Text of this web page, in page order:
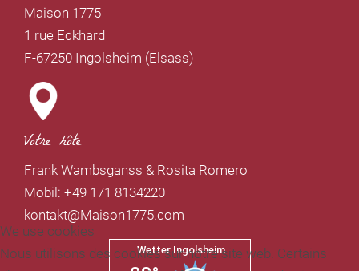
Maison 1775
1 rue Eckhard
F-67250 Ingolsheim (Elsass)
Votre hôte
Frank Wambsganss & Rosita Romero
Mobil: +49 171 8134220
kontakt@Maison1775.com
We use cookies
Nous utilisons des cookies sur notre site web. Certains